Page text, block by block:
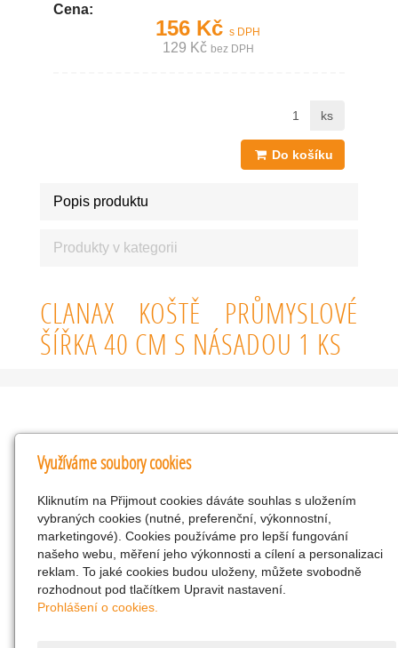
Cena:
156 Kč s DPH
129 Kč bez DPH
ks
Do košíku
Popis produktu
Produkty v kategorii
CLANAX KOŠTĚ PRŮMYSLOVÉ
ŠÍŘKA 40 CM S NÁSADOU 1 KS
Kontakty
KNK obchodní společnost s r.o.
Komenského 127, Žacléř, 542 01 Číslo účtu:
286293602/0300
25298518
CZ25298518
info@drogerienacestach.cz
Využíváme soubory cookies
Kliknutím na Přijmout cookies dáváte souhlas s uložením
vybraných cookies (nutné, preferenční, výkonnostní,
marketingové). Cookies používáme pro lepší fungování
našeho webu, měření jeho výkonnosti a cílení a personalizaci
reklam. To jaké cookies budou uloženy, můžete svobodně
rozhodnout pod tlačítkem Upravit nastavení.
Prohlášení o cookies.